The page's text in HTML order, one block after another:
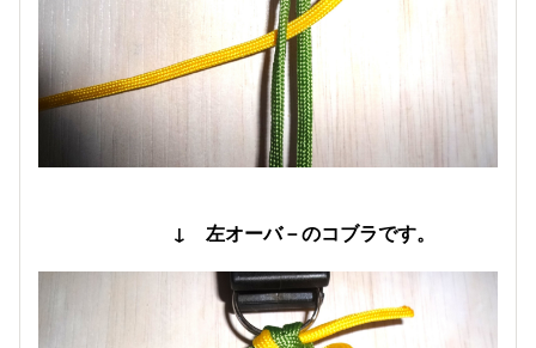
↓ 左オーバ－のコブラです。